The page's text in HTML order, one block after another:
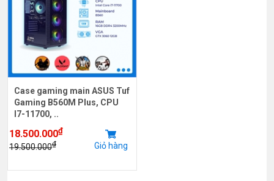
Case gaming main ASUS Tuf
Gaming B560M Plus, CPU
I7-11700, ..
18.500.000₫
19.500.000₫ Giỏ hàng